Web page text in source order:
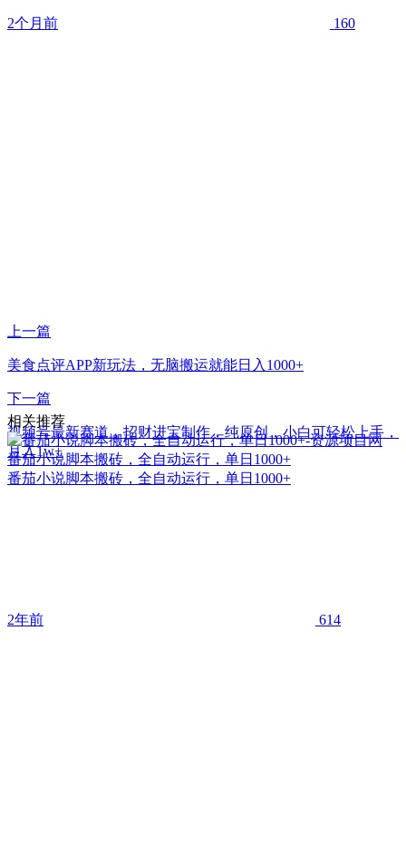
2个月前 160
上一篇
美食点评APP新玩法，无脑搬运就能日入1000+
下一篇
视频号最新赛道，招财进宝制作，纯原创，小白可轻松上手，
月入1w+
相关推荐
番茄小说脚本搬砖，全自动运行，单日1000+
番茄小说脚本搬砖，全自动运行，单日1000+
2年前 614